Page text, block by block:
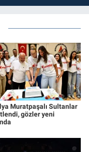
Muratpaşalı Sultanlar
gözler yeni